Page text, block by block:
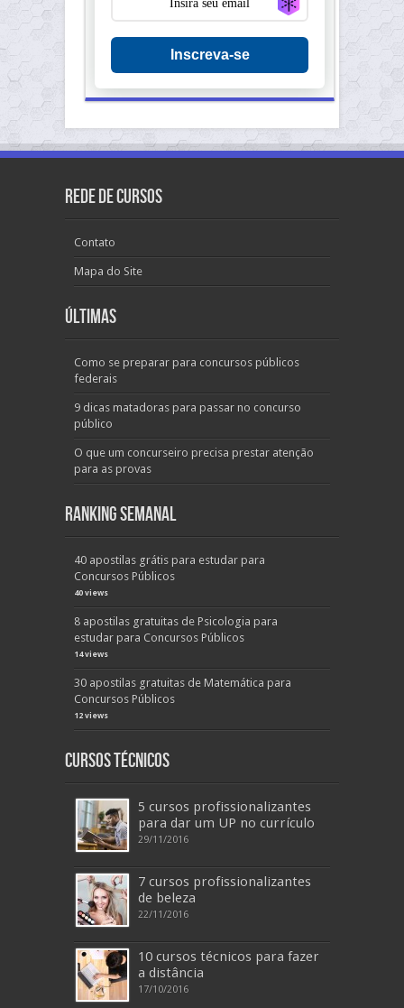
Inscreva-se
Rede de Cursos
Contato
Mapa do Site
Últimas
Como se preparar para concursos públicos
federais
9 dicas matadoras para passar no concurso
público
O que um concurseiro precisa prestar atenção
para as provas
Ranking Semanal
40 apostilas grátis para estudar para
Concursos Públicos
40 views
8 apostilas gratuitas de Psicologia para
estudar para Concursos Públicos
14 views
30 apostilas gratuitas de Matemática para
Concursos Públicos
12 views
Cursos Técnicos
5 cursos profissionalizantes
para dar um UP no currículo
29/11/2016
7 cursos profissionalizantes
de beleza
22/11/2016
10 cursos técnicos para fazer
a distância
17/10/2016